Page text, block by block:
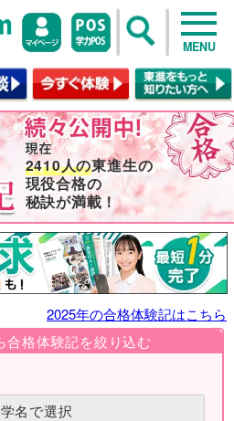
MENU
2410人の東進生の
現役合格の
秘訣が満載！
2025年の合格体験記はこちら
合格体験記を絞り込む
名で選択